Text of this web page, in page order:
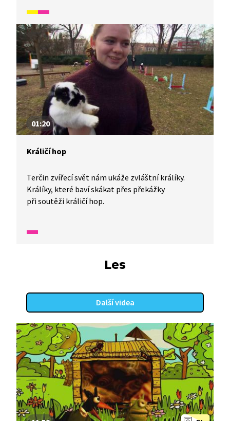
01:20
Králičí hop
Terčin zvířecí svět nám ukáže zvláštní králíky.
Králíky, které baví skákat přes překážky
při soutěži králičí hop.
Les
Další videa